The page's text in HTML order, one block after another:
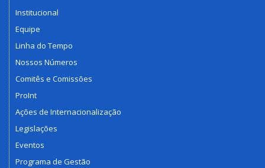
Institucional
Equipe
Linha do Tempo
Nossos Números
Comitês e Comissões
ProInt
Ações de Internacionalização
Legislações
Eventos
Programa de Gestão